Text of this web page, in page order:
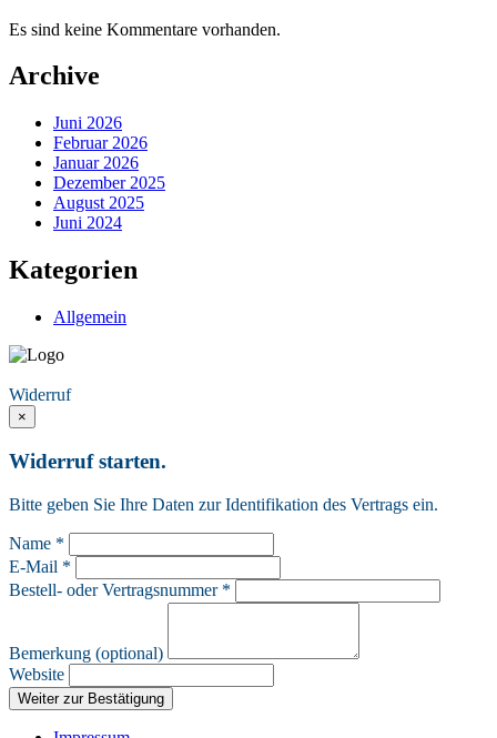
Es sind keine Kommentare vorhanden.
Archive
Juni 2026
Februar 2026
Januar 2026
Dezember 2025
August 2025
Juni 2024
Kategorien
Allgemein
Widerruf
×
Widerruf starten.
Bitte geben Sie Ihre Daten zur Identifikation des Vertrags ein.
Name *
E-Mail *
Bestell- oder Vertragsnummer *
Bemerkung (optional)
Website
Weiter zur Bestätigung